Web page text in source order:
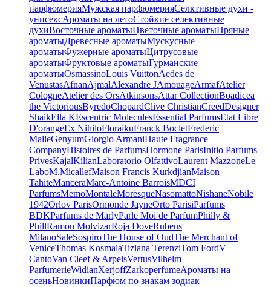
парфюмерияМужская парфюмерияСелктивные духи -
унисексАроматы на летоСтойкие селективные
духиВосточные ароматыЦветочные ароматыПряные
ароматыДревесные ароматыМускусные
ароматыФужерные ароматыЦитрусовые
ароматыФруктовые ароматыГурманские
ароматыOsmassinoLouis VuittonAedes de
VenustasAfnanAjmalAlexandre JAmouageArmafAtelier
CologneAtelier des OrsAtkinsonsAttar CollectionBoadicea
the VictoriousByredoChopardClive ChristianCreedDesigner
ShaikElla KEscentric MoleculesEssential ParfumsEtat Libre
D'orangeEx NihiloFloraikuFranck BocletFrederic
MalleGenyumGiorgio ArmaniHaute Fragrance
CompanyHistoires de ParfumsHormone ParisInitio Parfums
PrivesKajalKilianLaboratorio OlfattivoLaurent MazzoneLe
LaboM.MicallefMaison Francis KurkdjianMaison
TahiteManceraMarc-Antoine BarroisMDCI
ParfumsMemoMontaleMoresqueNasomattoNishaneNobile
1942Orlov ParisOrmonde JayneOrto ParisiParfums
BDKParfums de MarlyParle Moi de ParfumPhilly &
PhillRamon MolvizarRoja DoveRubeus
MilanoSaleSospiroThe House of OudThe Merchant of
VeniceThomas KosmalaTiziana TerenziTom FordV
CantoVan Cleef & ArpelsVertusVilhelm
ParfumerieWidianXerjoffZarkoperfumeАроматы на
осеньНовинкиПарфюм по знакам зодиак